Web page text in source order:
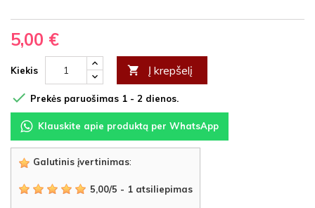
5,00 €
Kiekis  Į krepšelį
 Prekės paruošimas 1 - 2 dienos.
Klauskite apie produktą per WhatsApp
Galutinis įvertinimas:
5,00/5 - 1 atsiliepimas